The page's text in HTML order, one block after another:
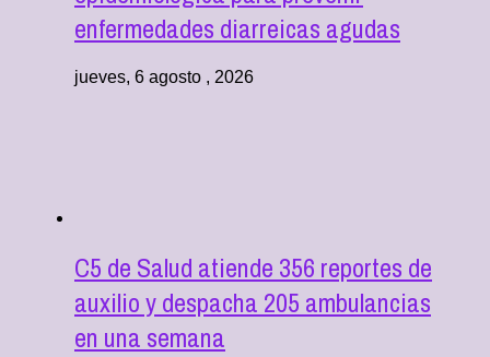
enfermedades diarreicas agudas
jueves, 6 agosto , 2026
C5 de Salud atiende 356 reportes de
auxilio y despacha 205 ambulancias
en una semana